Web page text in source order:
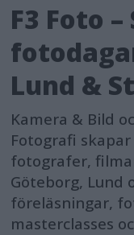
F3 Foto
Lund &
Kamera & Bild
Fotografi
fotografer,
Göteborg, Lund
föreläsningar,
masterclasses